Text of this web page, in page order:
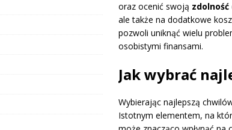
oraz ocenić swoją zdolność
ale także na dodatkowe
pozwoli uniknąć wielu
osobistymi finansami.
Jak wybrać
Wybierając najlepszą
Istotnym elementem, na